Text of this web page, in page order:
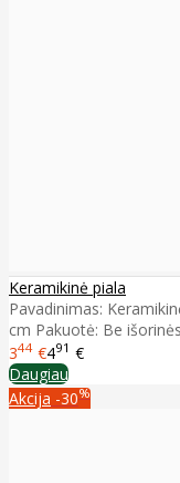
Keramikinė piala
Pavadinimas:
cm Pakuotė: Be
344 €491 €
Daugiau
Akcija -30%